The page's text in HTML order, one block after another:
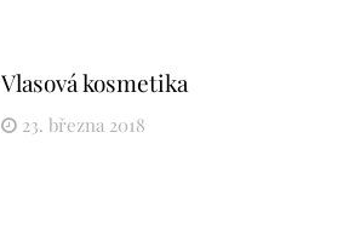
Vlasová kosmetika
23. března 2018